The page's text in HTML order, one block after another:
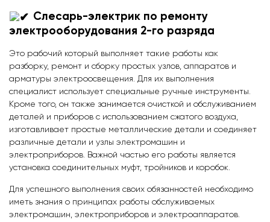
Слесарь-электрик по ремонту
электрооборудования 2-го разряда
Это рабочий который выполняет такие работы как
разборку, ремонт и сборку простых узлов, аппаратов и
арматуры электроосвещения. Для их выполнения
специалист использует специальные ручные инструменты.
Кроме того, он также занимается очисткой и обслуживанием
деталей и приборов с использованием сжатого воздуха,
изготавливает простые металлические детали и соединяет
различные детали и узлы электромашин и
электроприборов. Важной частью его работы является
установка соединительных муфт, тройников и коробок.
Для успешного выполнения своих обязанностей необходимо
иметь знания о принципах работы обслуживаемых
электромашин, электроприборов и электроаппаратов.